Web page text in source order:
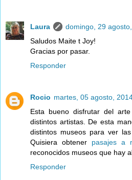
Laura
domingo, 29
Saludos Maite t Joy!
Gracias por pasar.
Responder
Rocio martes, 05 agosto,
Esta bueno disfrutar del
distintos artistas. De esta
distintos museos para ver
Quisiera obtener pasajes a
reconocidos museos que hay
Responder